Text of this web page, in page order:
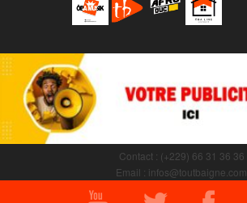
Contact : (+229) 66 31 36 36
Email : infos@toutbaigne.com